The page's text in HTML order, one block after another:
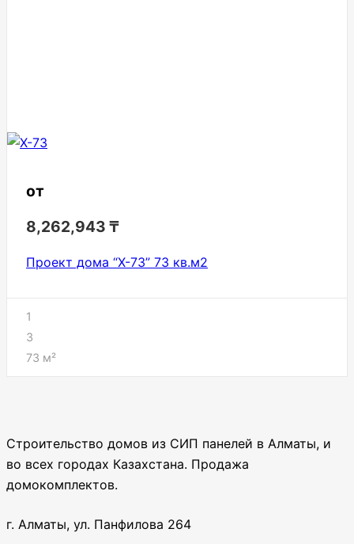
от
8,262,943 ₸
Проект дома “Х-73” 73 кв.м2
1
3
73 м²
Строительство домов из СИП панелей в Алматы, и
во всех городах Казахстана. Продажа
домокомплектов.
г. Алматы, ул. Панфилова 264